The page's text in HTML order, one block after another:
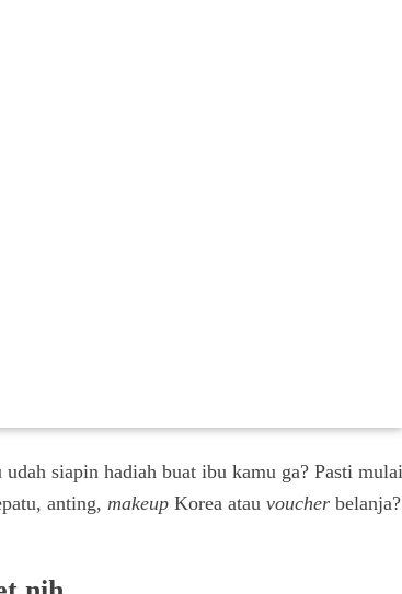
udah siapin hadiah buat ibu kamu ga? Pasti mulai
anting, makeup Korea atau voucher belanja?